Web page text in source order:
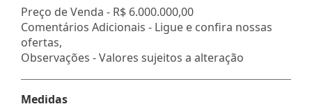
Preço de Venda - R$ 6.000.000,00
Comentários Adicionais - Ligue e confira nossas
ofertas,
Observações - Valores sujeitos a alteração
Medidas